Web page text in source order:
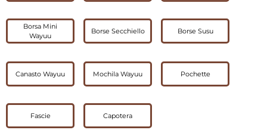
Borsa Mini
Wayuu
Borse Secchiello Borse Susu
Canasto Wayuu Mochila Wayuu Pochette
Fascie Capotera